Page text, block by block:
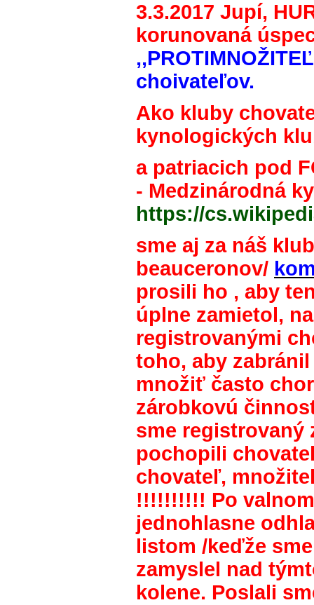
3.3.2017 Jupí,
korunovaná
choivateľov.
Ako kluby
kynologických
a patriacich pod
- Medzinárodná
https://
sme aj za náš
beauceronov/
prosili ho , aby
úplne zamietol,
registrovanými
toho, aby
množiť často
zárobkovú
sme registrovaný
pochopili
chovateľ,
!!!!!!!!!! Po
jednohlasne
listom /keďže
zamyslel nad
kolene. Poslali